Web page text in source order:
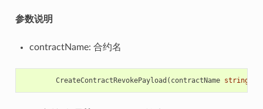
参数说明
contractName: 合约名
CreateContractRevokePayload ( contractName string